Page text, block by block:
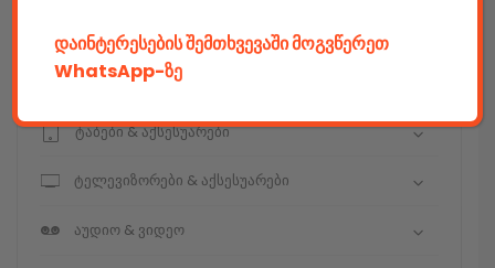
კამერები & აქსესუარები
ნოუთბუქები & აქსესუარები
ტაბები & აქსესუარები
ტელევიზორები & აქსესუარები
აუდიო & ვიდეო
დაინტერესების შემთხვევაში მოგვწერეთ
WhatsApp-ზე